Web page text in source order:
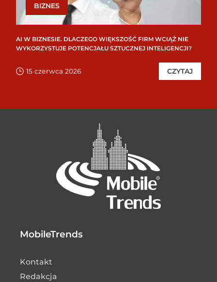
BIZNES
AI W BIZNESIE. DLACZEGO WIĘKSZOŚĆ FIRM WCIĄŻ NIE
WYKORZYSTUJE POTENCJAŁU SZTUCZNEJ INTELIGENCJI?
15 czerwca 2026 CZYTAJ
MobileTrends
Kontakt
Redakcja